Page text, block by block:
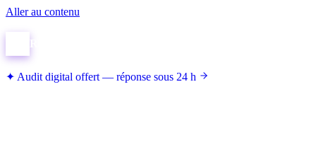
Aller au contenu
RIMAS
✦ Audit digital offert — réponse sous 24 h